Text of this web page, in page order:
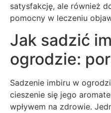
satysfakcję, ale również
pomocny w leczeniu
Jak sadzić
ogrodzie:
Sadzenie imbiru w
cieszenie się jego
wpływem na zdrowie.